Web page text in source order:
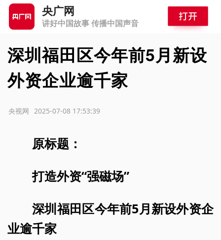
央广网
讲好中国故事 传播中国声音
深圳福田区今年前5月新设
外资企业逾千家
2025-07-08 17:53:39
央视网
原标题：
打造外资“强磁场”
深圳福田区今年前5月新设外资企
业逾千家